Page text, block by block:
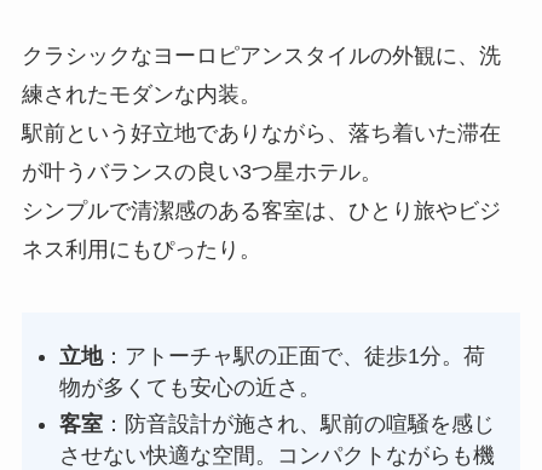
クラシックなヨーロピアンスタイルの外観に、洗
練されたモダンな内装。
駅前という好立地でありながら、落ち着いた滞在
が叶うバランスの良い3つ星ホテル。
シンプルで清潔感のある客室は、ひとり旅やビジ
ネス利用にもぴったり。
立地：アトーチャ駅の正面で、徒歩1分。荷
物が多くても安心の近さ。
客室 ：防音設計が施され、駅前の喧騒を感じ
させない快適な空間。コンパクトながらも機